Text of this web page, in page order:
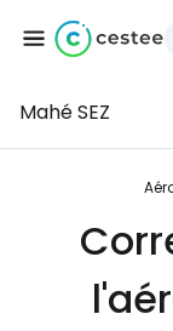
Mahé SEZ
Se
... la